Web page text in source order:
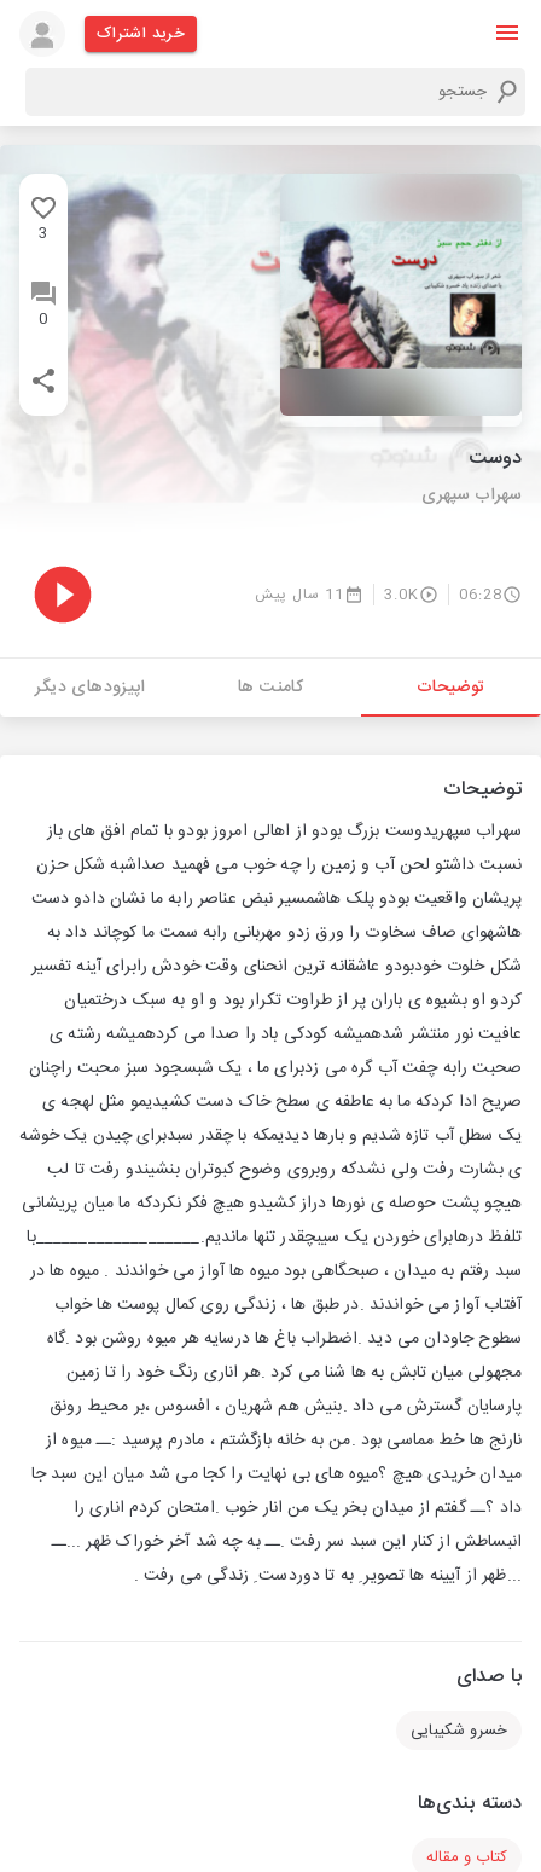
خرید اشتراک
3
0
دوست
سهراب سپهری
06:28
3.0K 11 سال پیش
توضیحات کامنت ها اپیزودهای دیگر
توضیحات
سهراب سپهریدوست بزرگ بودو از اهالی امروز بودو با تمام افق های باز
نسبت داشتو لحن آب و زمین را چه خوب می فهمید صداشبه شکل حزن
پریشان واقعیت بودو پلک هاشمسیر نبض عناصر رابه ما نشان دادو دست
هاشهوای صاف سخاوت را ورق زدو مهربانی رابه سمت ما کوچاند داد به
شکل خلوت خودبودو عاشقانه ترین انحنای وقت خودش رابرای آینه تفسیر
کردو او بشیوه ی باران پر از طراوت تکرار بود و او به سبک درختمیان
عافیت نور منتشر شدهمیشه کودکی باد را صدا می کردهمیشه رشته ی
صحبت رابه چفت آب گره می زدبرای ما ، یک شبسجود سبز محبت راچنان
صریح ادا کردکه ما به عاطفه ی سطح خاک دست کشیدیمو مثل لهجه ی
یک سطل آب تازه شدیم و بارها دیدیمکه با چقدر سبدبرای چیدن یک خوشه
ی بشارت رفت ولی نشدکه روبروی وضوح کبوتران بنشیندو رفت تا لب
هیچو پشت حوصله ی نورها دراز کشیدو هیچ فکر نکردکه ما میان پریشانی
تلفظ درهابرای خوردن یک سیبچقدر تنها ماندیم.___________________با
سبد رفتم به میدان ، صبحگاهی بود میوه ها آواز می خواندند . میوه ها در
آفتاب آواز می خواندند .در طبق ها ، زندگی روی کمال پوست ها خواب
سطوح جاودان می دید .اضطراب باغ ها درسایه هر میوه روشن بود .گاه
مجهولی میان تابش به ها شنا می کرد .هر اناری رنگ خود را تا زمین
پارسایان گسترش می داد .بنیش هم شهریان ، افسوس ،بر محیط رونق
نارنج ها خط مماسی بود .من به خانه بازگشتم ، مادرم پرسید :ــ میوه از
میدان خریدی هیچ ؟میوه های بی نهایت را کجا می شد میان این سبد جا
داد ؟ــ گفتم از میدان بخر یک من انار خوب .امتحان کردم اناری را
انبساطش از کنار این سبد سر رفت .ــ به چه شد آخر خوراک ظهر ...ــ
...ظهر از آیینه ها تصویر ِ به تا دوردست ِ زندگی می رفت .
با صدای
خسرو شکیبایی
دسته بندی‌ها
کتاب و مقاله